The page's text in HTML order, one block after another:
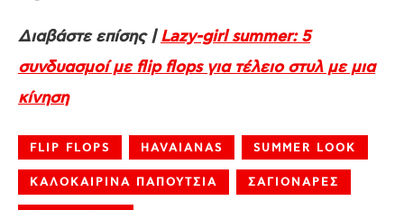
Διαβάστε επίσης |Lazy-girl summer: 5
συνδυασμοί με flip flops για τέλειο στυλ με μια
κίνηση
FLIP FLOPS HAVAIANAS SUMMER LOOK
ΚΑΛΟΚΑΙΡΙΝΑ ΠΑΠΟΥΤΣΙΑ ΣΑΓΙΟΝΑΡΕΣ